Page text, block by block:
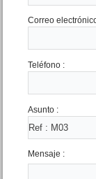
Correo
Teléfono :
Asunto :
Mensaje :